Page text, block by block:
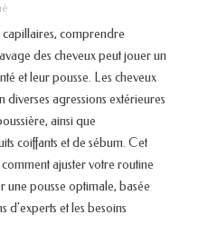
capillaires, comprendre
des cheveux peut jouer un
et leur pousse. Les cheveux
agressions extérieures
ainsi que
coiffants et de sébum. Cet
ajuster votre routine
une pousse optimale, basée
d'experts et les besoins